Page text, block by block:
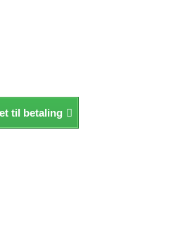
til betaling